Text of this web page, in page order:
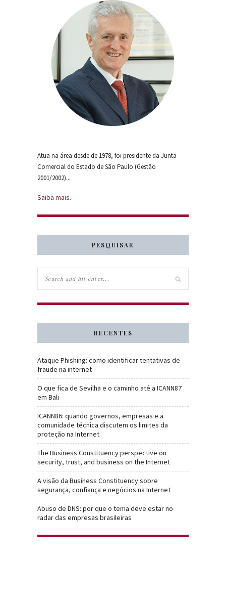
Atua na área desde de 1978, foi presidente da Junta
Comercial do Estado de São Paulo (Gestão
2001/2002)...
Saiba mais.
PESQUISAR
RECENTES
Ataque Phishing: como identificar tentativas de
fraude na internet
O que fica de Sevilha e o caminho até a ICANN87
em Bali
ICANN86: quando governos, empresas e a
comunidade técnica discutem os limites da
proteção na Internet
The Business Constituency perspective on
security, trust, and business on the Internet
A visão da Business Constituency sobre
segurança, confiança e negócios na Internet
Abuso de DNS: por que o tema deve estar no
radar das empresas brasileiras